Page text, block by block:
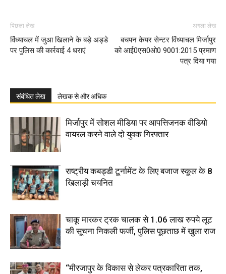
पिछला लेख
विंध्याचल में जुआ खिलाने के बड़े अड्डे
पर पुलिस की कार्रवाई 4 धराएं
अगला लेख
बचपन केयर सेन्टर विंध्याचल मिर्जापुर
को आई0एस0ओ0 9001:2015 प्रमाण
पत्र दिया गया
संबंधित लेख लेखक से और अधिक
मिर्जापुर में सोशल मीडिया पर आपत्तिजनक वीडियो
वायरल करने वाले दो युवक गिरफ्तार
राष्ट्रीय कबड्डी टूर्नामेंट के लिए बजाज स्कूल के 8
खिलाड़ी चयनित
चाकू मारकर ट्रक चालक से 1.06 लाख रुपये लूट
की सूचना निकली फर्जी, पुलिस पूछताछ में खुला राज
“मीरजापुर के विकास से लेकर पत्रकारिता तक,